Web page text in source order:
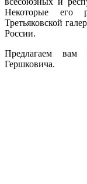
Некоторые его
Третьяковской
России.
Предлагаем вам
Гершковича.